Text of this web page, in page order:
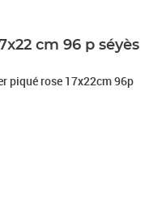
cm 96 p séyès
piqué rose 17x22cm 96p